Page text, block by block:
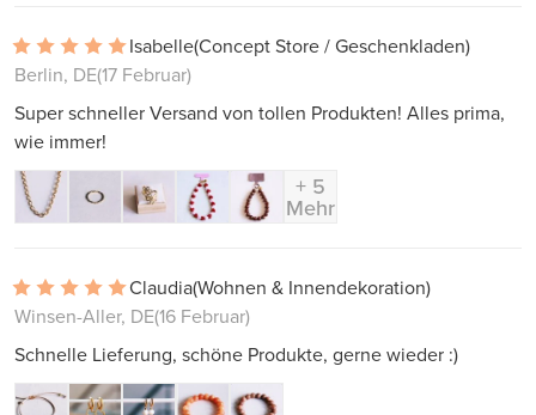
Isabelle(Concept Store / Geschenkladen)
Berlin, DE(17 Februar)
Super schneller Versand von tollen Produkten! Alles prima,
wie immer!
+ 5
Mehr
Claudia(Wohnen & Innendekoration)
Winsen-Aller, DE(16 Februar)
Schnelle Lieferung, schöne Produkte, gerne wieder :)